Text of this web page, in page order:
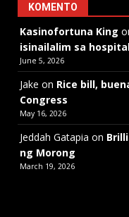
KOMENTO
Kasinofortuna King
isinailalim sa
June 5, 2026
Jake on Rice bill,
Congress
May 16, 2026
Jeddah Gatapia on
ng Morong
March 19, 2026